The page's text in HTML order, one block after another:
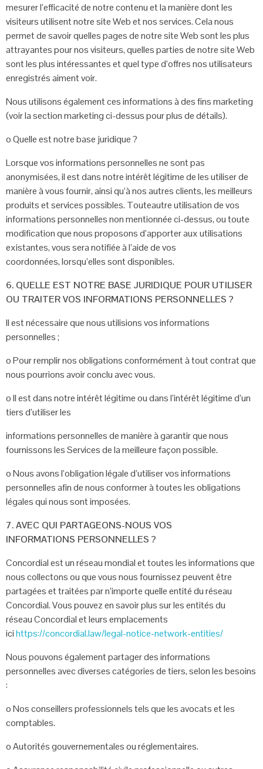
mesurer l’efficacité denotre contenu et la manière dont les
visiteurs utilisent notre site Web et nosservices. Cela nous
permet de savoir quelles pages de notre site Web sont lesplus
attrayantes pour nos visiteurs, quelles parties de notre site Web
sont les plusintéressantes et quel type d’offres nos utilisateurs
enregistrés aiment voir.
Nous utilisons également ces informations à des fins marketing
(voir la sectionmarketing ci-dessus pour plus de détails).
o Quelle est notre base juridique ?
Lorsque vos informations personnelles ne sont pas
anonymisées, il estdans notre intérêt légitime de les utiliser de
manière à vous fournir, ainsiqu’à nos autres clients, les meilleurs
produits et services possibles. Touteautre utilisation de vos
informations personnelles non mentionnée ci-dessus, ou toute
modification que nous proposons d’apporter auxutilisations
existantes, vous sera notifiée à l’aide de vos
coordonnées,lorsqu’elles sont disponibles.
6. QUELLE EST NOTRE BASE JURIDIQUE POUR UTILISER
OU TRAITER VOS INFORMATIONS PERSONNELLES ?
Il est nécessaire que nous utilisions vos informations
personnelles ;
oPour remplir nos obligations conformément à tout contrat que
nous pourrionsavoir conclu avec vous.
oIl est dans notre intérêt légitime ou dans l’intérêt légitime d’un
tiers d’utiliser les
informations personnelles de manière à garantir que nous
fournissons lesServices de la meilleure façon possible.
oNous avons l’obligation légale d’utiliser vos informations
personnelles afin denous conformer à toutes les obligations
légales qui nous sont imposées.
7. AVEC QUI PARTAGEONS-NOUS VOS
INFORMATIONS PERSONNELLES ?
Concordial est un réseau mondial et toutes les informations que
nous collectons ouque vous nous fournissez peuvent être
partagées et traitées par n’importe quelleentité du réseau
Concordial. Vous pouvez en savoir plus sur les entités du
réseauConcordial et leurs emplacements
icihttps://concordial.law/legal-notice-network-entities/
Nous pouvons également partager des informations
personnelles avec diversescatégories de tiers, selon les besoins
:
oNos conseillers professionnels tels que les avocats et les
comptables.
oAutorités gouvernementales ou réglementaires.